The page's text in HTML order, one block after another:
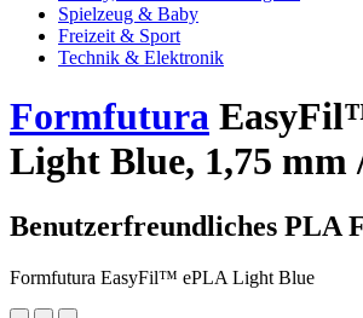
Spielzeug & Baby
Freizeit & Sport
Technik & Elektronik
Formfutura
Light Blue, 1,75 mm
Benutzerfreundliches PLA
Formfutura EasyFil™ ePLA Light Blue